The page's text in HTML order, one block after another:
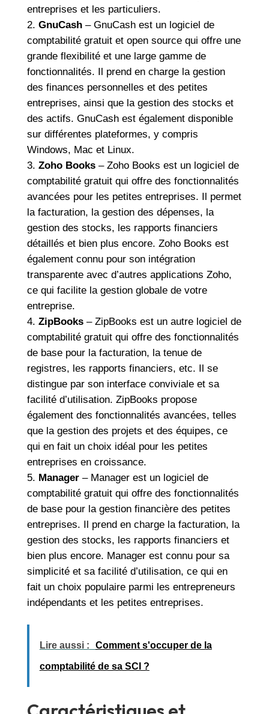
entreprises et les particuliers.
GnuCash– GnuCash est un logiciel de
comptabilité gratuit et open source qui offre une
grande flexibilité et une large gamme de
fonctionnalités. Il prend en charge la gestion
des finances personnelles et des petites
entreprises, ainsi que la gestion des stocks et
des actifs. GnuCash est également disponible
sur différentes plateformes, y compris
Windows, Mac et Linux.
Zoho Books– Zoho Books est un logiciel de
comptabilité gratuit qui offre des fonctionnalités
avancées pour les petites entreprises. Il permet
la facturation, la gestion des dépenses, la
gestion des stocks, les rapports financiers
détaillés et bien plus encore. Zoho Books est
également connu pour son intégration
transparente avec d’autres applications Zoho,
ce qui facilite la gestion globale de votre
entreprise.
ZipBooks– ZipBooks est un autre logiciel de
comptabilité gratuit qui offre des fonctionnalités
de base pour la facturation, la tenue de
registres, les rapports financiers, etc. Il se
distingue par son interface conviviale et sa
facilité d’utilisation. ZipBooks propose
également des fonctionnalités avancées, telles
que la gestion des projets et des équipes, ce
qui en fait un choix idéal pour les petites
entreprises en croissance.
Manager– Manager est un logiciel de
comptabilité gratuit qui offre des fonctionnalités
de base pour la gestion financière des petites
entreprises. Il prend en charge la facturation, la
gestion des stocks, les rapports financiers et
bien plus encore. Manager est connu pour sa
simplicité et sa facilité d’utilisation, ce qui en
fait un choix populaire parmi les entrepreneurs
indépendants et les petites entreprises.
Lire aussi : Comment s'occuper de la
comptabilité de sa SCI ?